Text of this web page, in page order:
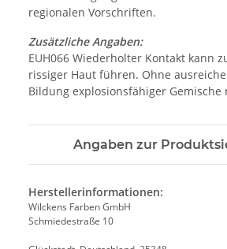
regionalen Vorschriften.
Zusätzliche Angaben:
EUH066 Wiederholter Kontakt kann
rissiger Haut führen. Ohne
Bildung explosionsfähiger Gemische
Angaben zur
Herstellerinformationen:
Wilckens Farben GmbH
Schmiedestraße 10